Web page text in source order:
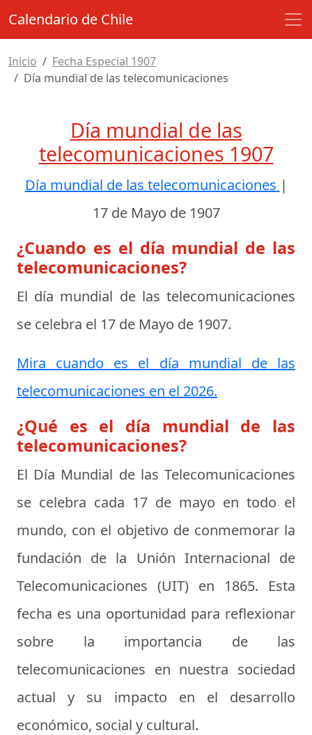
Calendario de Chile
Inicio
Fecha Especial 1907
Día mundial de las telecomunicaciones
Día mundial de las
telecomunicaciones 1907
Día mundial de las telecomunicaciones |
17 de Mayo de 1907
¿Cuando es el día mundial de las
telecomunicaciones?
El día mundial de las telecomunicaciones
se celebra el 17 de Mayo de 1907.
Mira cuando es el día mundial de las
telecomunicaciones en el 2026.
¿Qué es el día mundial de las
telecomunicaciones?
El Día Mundial de las Telecomunicaciones
se celebra cada 17 de mayo en todo el
mundo, con el objetivo de conmemorar la
fundación de la Unión Internacional de
Telecomunicaciones (UIT) en 1865. Esta
fecha es una oportunidad para reflexionar
sobre la importancia de las
telecomunicaciones en nuestra sociedad
actual y su impacto en el desarrollo
económico, social y cultural.